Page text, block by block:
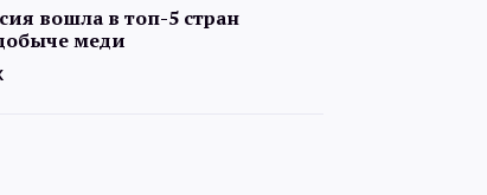
вошла в топ-5 стран
меди